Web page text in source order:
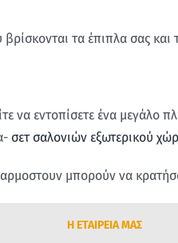
τα έπιπλα σας
να εντοπίσετε ένα μεγάλο
σετ σαλονιών εξωτερικού
μπορούν να
Η ΕΤΑΙΡΕΙΑ ΜΑΣ